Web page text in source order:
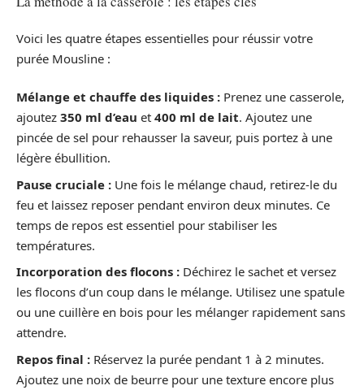
Voici les quatre étapes essentielles pour réussir votre
purée Mousline :
Mélange et chauffe des liquides : Prenez une casserole,
ajoutez 350 ml d’eau et 400 ml de lait. Ajoutez une
pincée de sel pour rehausser la saveur, puis portez à une
légère ébullition.
Pause cruciale : Une fois le mélange chaud, retirez-le du
feu et laissez reposer pendant environ deux minutes. Ce
temps de repos est essentiel pour stabiliser les
températures.
Incorporation des flocons : Déchirez le sachet et versez
les flocons d’un coup dans le mélange. Utilisez une spatule
ou une cuillère en bois pour les mélanger rapidement sans
attendre.
Repos final : Réservez la purée pendant 1 à 2 minutes.
Ajoutez une noix de beurre pour une texture encore plus